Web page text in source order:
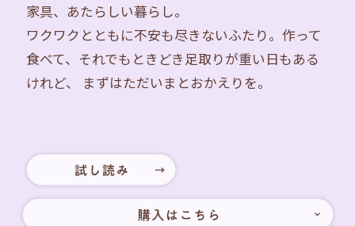
家具、あたらしい暮らし。
ワクワクとともに不安も尽きないふたり。作って
食べて、それでもときどき足取りが重い日もある
けれど、 まずはただいまとおかえりを。